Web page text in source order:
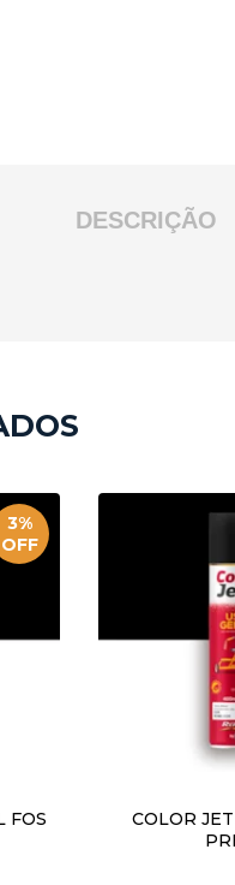
DESCRIÇÃO
3%
OFF
FOS
COLOR